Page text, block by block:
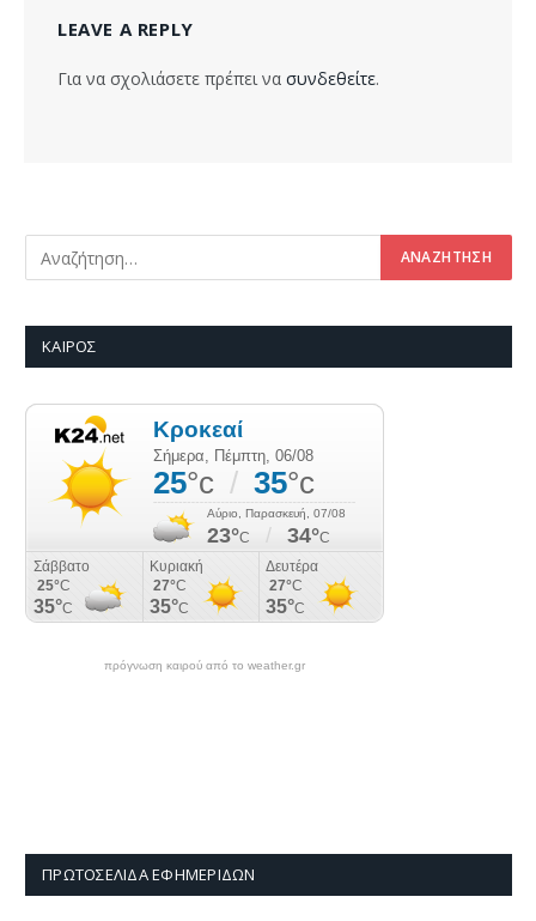
LEAVE A REPLY
Για να σχολιάσετε πρέπει να συνδεθείτε.
ΚΑΙΡΌΣ
πρόγνωση καιρού από το weather.gr
ΠΡΩΤΟΣΈΛΙΔΑ ΕΦΗΜΕΡΊΔΩΝ